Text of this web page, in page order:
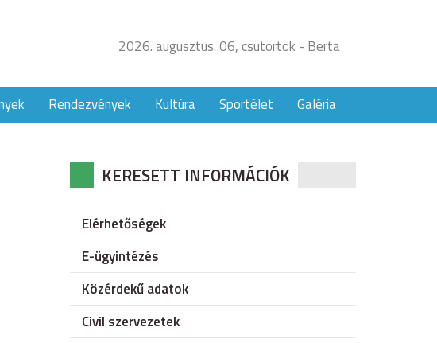
2026. augusztus. 06, csütörtök - Berta
Rendezvények Kultúra Sportélet Galéria
KERESETT INFORMÁCIÓK
Elérhetőségek
E-ügyintézés
Közérdekű adatok
Civil szervezetek